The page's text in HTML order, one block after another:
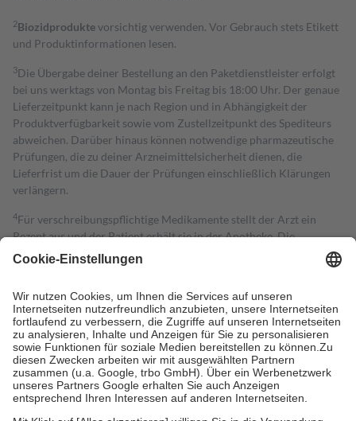
2Biozidproduktevorsichtig verwenden. Vor Gebrauch stets Etikett
und Produktinformationen lesen.
3Die Übergabe deiner Bestellung an den Paketdienstleister erfolgt
bei uns werktags von Montag bis Freitag bis 18:00 Uhr. Der genaue
Lieferzeitpunkt kann je nach Region und in Abhängigkeit der
Produktverfügbarkeit sowie vom Zustellzeitpunkt des Spediteurs
abweichen. Darüber hinaus können notwendige pharmazeutische
Prüfungen, die zu deiner Arzneimittelsicherheit dienen, die
Lieferfrist um die Dauer der Prüfungen einschließlich Klärungen
verlängern.
4Für verschreibungspflichtige Medikamente stellt der Arzt ein
Rezept aus und der Patient erhält sie in der Apotheke. Die
gesetzliche Krankenversicherung übernimmt in der Regel die
Kosten dafür, der Versicherte trägt einen Teil davon als Zuzahlung
Grundsätzlich leisten Mitglieder Zuzahlungen in Höhe von zehn
Prozent des Abgabepreises,mindestens jedochfünf Euround
höchstens zehn Euro.Es sind jedoch nie mehr als die tatsächlichen
Kosten der Leistung zu entrichten.
Diese Regeln gelten grundsätzlich auch für Online-Apotheken.
Bei Heilmitteln und häuslicher Krankenpflege beträgt die
Zuzahlung zehn Prozent der Kosten sowie zehn Euro je